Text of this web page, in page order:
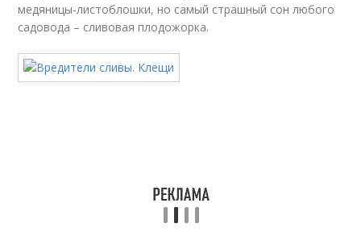
медяницы-листоблошки, но самый страшный сон любого
садовода – сливовая плодожорка.